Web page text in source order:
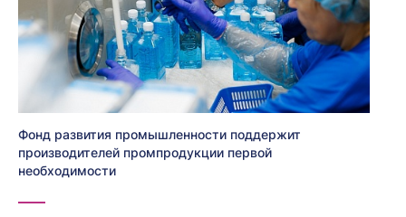
Фонд развития промышленности поддержит
производителей промпродукции первой
необходимости